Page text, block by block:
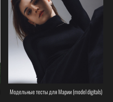
Модельные тесты для Марии (model digitals)